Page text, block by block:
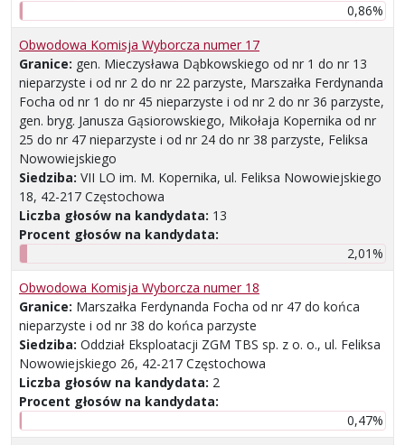
0,86%
Obwodowa Komisja Wyborcza numer 17
Granice: gen. Mieczysława Dąbkowskiego od nr 1 do nr 13
nieparzyste i od nr 2 do nr 22 parzyste, Marszałka Ferdynanda
Focha od nr 1 do nr 45 nieparzyste i od nr 2 do nr 36 parzyste,
gen. bryg. Janusza Gąsiorowskiego, Mikołaja Kopernika od nr
25 do nr 47 nieparzyste i od nr 24 do nr 38 parzyste, Feliksa
Nowowiejskiego
Siedziba: VII LO im. M. Kopernika, ul. Feliksa Nowowiejskiego
18, 42-217 Częstochowa
Liczba głosów na kandydata: 13
Procent głosów na kandydata:
2,01%
Obwodowa Komisja Wyborcza numer 18
Granice: Marszałka Ferdynanda Focha od nr 47 do końca
nieparzyste i od nr 38 do końca parzyste
Siedziba: Oddział Eksploatacji ZGM TBS sp. z o. o., ul. Feliksa
Nowowiejskiego 26, 42-217 Częstochowa
Liczba głosów na kandydata: 2
Procent głosów na kandydata:
0,47%